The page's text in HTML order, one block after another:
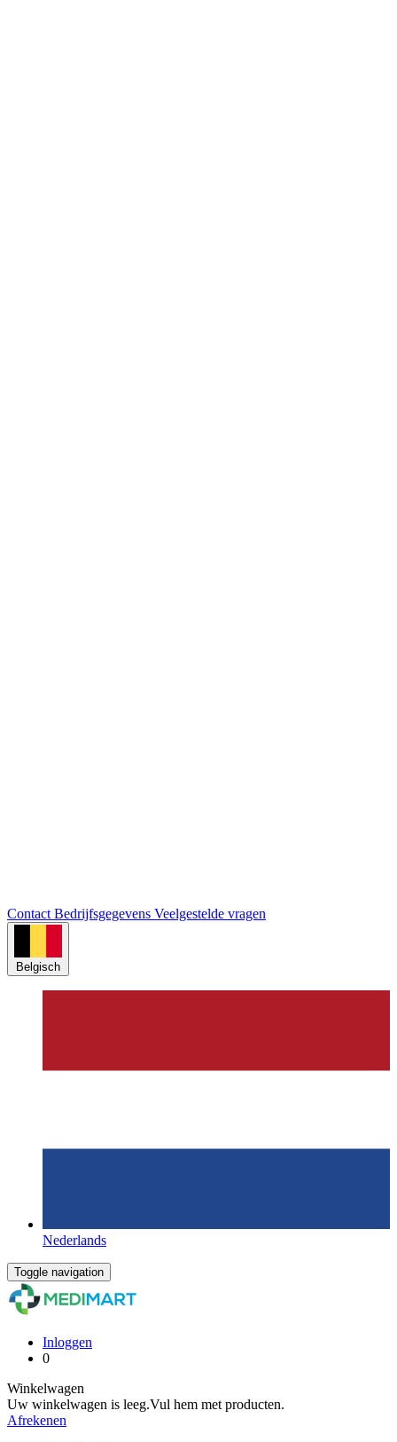
Contact Bedrijfsgegevens Veelgestelde vragen
Belgisch
Nederlands
Toggle navigation
Inloggen
0
Winkelwagen
Uw winkelwagen is leeg.Vul hem met producten.
Afrekenen